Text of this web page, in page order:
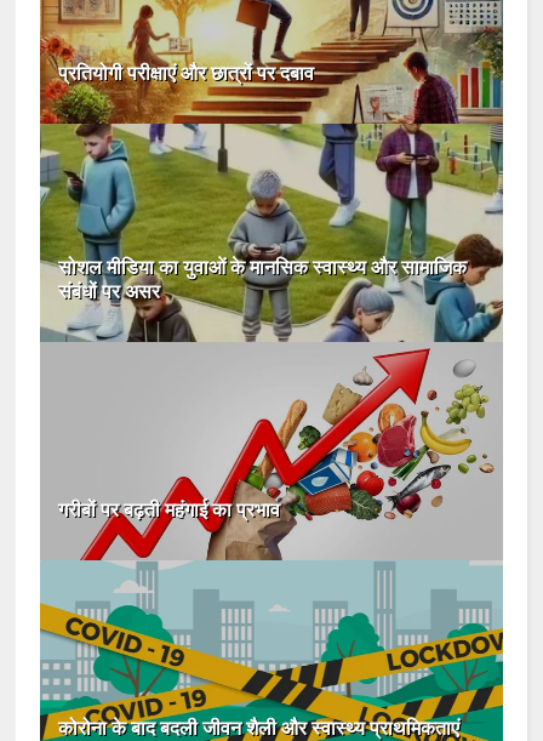
प्रतियोगी परीक्षाएं और छात्रों पर दबाव
सोशल मीडिया का युवाओं के मानसिक स्वास्थ्य और सामाजिक
संबंधों पर असर
गरीबों पर बढ़ती महंगाई का प्रभाव
कोरोना के बाद बदली जीवन शैली और स्वास्थ्य प्राथमिकताएं